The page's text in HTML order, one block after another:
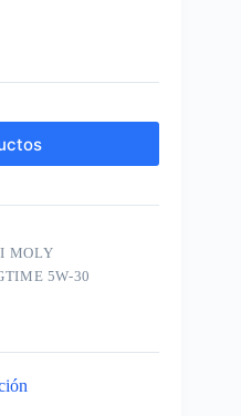
MOLY
5W-30